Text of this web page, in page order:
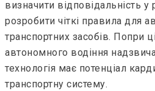
визначити відповідальність у
розробити чіткі правила для
транспортних засобів. Попри
автономного водіння
технологія має потенціал
транспортну систему.